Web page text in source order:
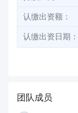
认缴出资额：
认缴出资日期：
团队成员